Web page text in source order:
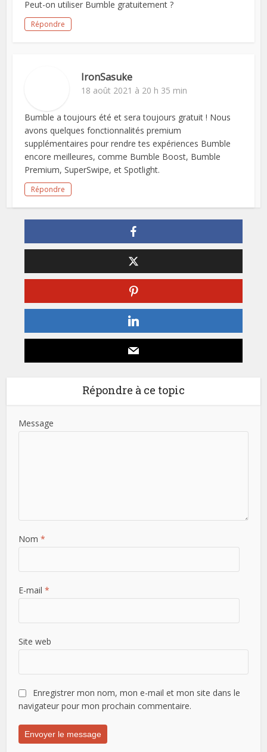
Peut-on utiliser Bumble gratuitement ?
Répondre
IronSasuke
18 août 2021 à 20 h 35 min
Bumble a toujours été et sera toujours gratuit ! Nous
avons quelques fonctionnalités premium
supplémentaires pour rendre tes expériences Bumble
encore meilleures, comme Bumble Boost, Bumble
Premium, SuperSwipe, et Spotlight.
Répondre
Répondre à ce topic
Message
Nom*
E-mail*
Site web
Enregistrer mon nom, mon e-mail et mon site dans le
navigateur pour mon prochain commentaire.